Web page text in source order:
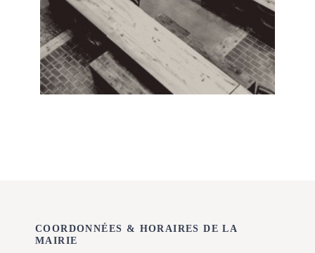
COORDONNÉES & HORAIRES DE LA
MAIRIE